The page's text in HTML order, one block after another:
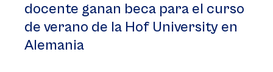
docente ganan beca para el curso
de verano de la Hof University en
Alemania